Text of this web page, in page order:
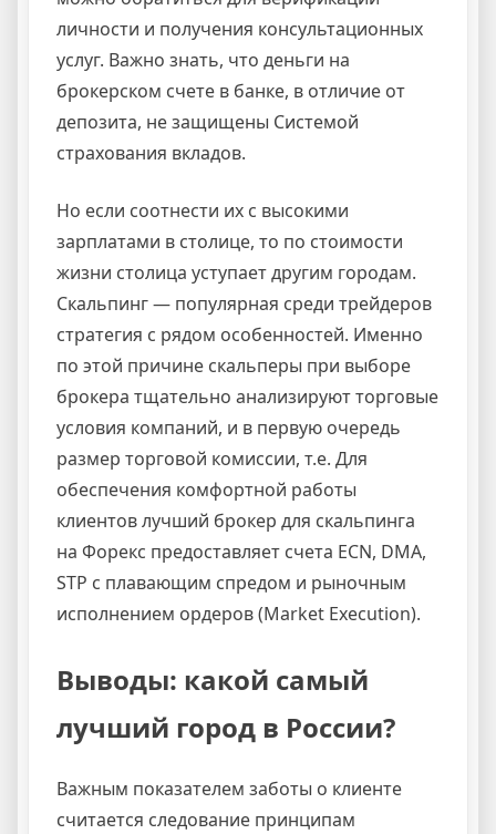
личности и получения консультационных
услуг. Важно знать, что деньги на
брокерском счете в банке, в отличие от
депозита, не защищены Системой
страхования вкладов.
Но если соотнести их с высокими
зарплатами в столице, то по стоимости
жизни столица уступает другим городам.
Скальпинг — популярная среди трейдеров
стратегия с рядом особенностей. Именно
по этой причине скальперы при выборе
брокера тщательно анализируют торговые
условия компаний, и в первую очередь
размер торговой комиссии, т.е. Для
обеспечения комфортной работы
клиентов лучший брокер для скальпинга
на Форекс предоставляет счета ECN, DMA,
STP с плавающим спредом и рыночным
исполнением ордеров (Market Execution).
Выводы: какой самый
лучший город в России?
Важным показателем заботы о клиенте
считается следование принципам